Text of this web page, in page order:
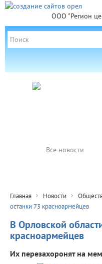
ООО "Регион
Все новости
Главная Новости
останки 73 красноармейцев
В Орловской
красноармейцев
Их перезахоронят на